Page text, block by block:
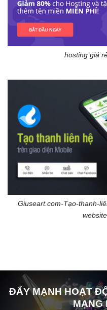
hosting giá
Giuseart.com-Tạo-thanh-
ĐẨY MẠNH HOẠT
MẠNG